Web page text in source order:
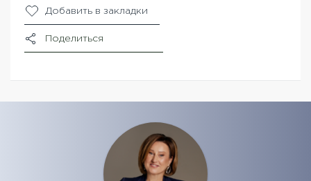
Добавить в закладки
Поделиться